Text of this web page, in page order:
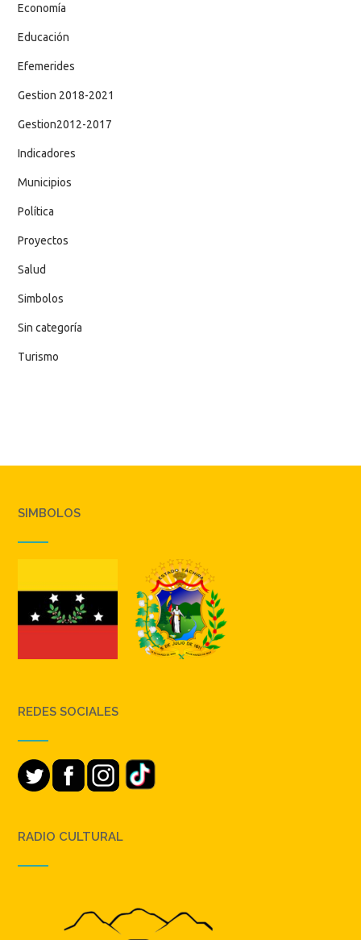
Economía
Educación
Efemerides
Gestion 2018-2021
Gestion2012-2017
Indicadores
Municipios
Política
Proyectos
Salud
Simbolos
Sin categoría
Turismo
SIMBOLOS
REDES SOCIALES
RADIO CULTURAL